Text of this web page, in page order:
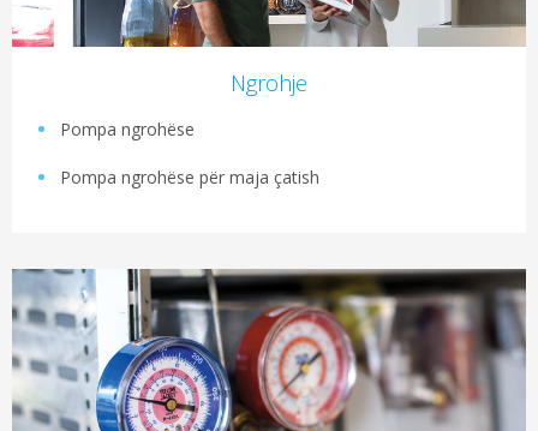
Ngrohje
Pompa ngrohëse
Pompa ngrohëse për maja çatish